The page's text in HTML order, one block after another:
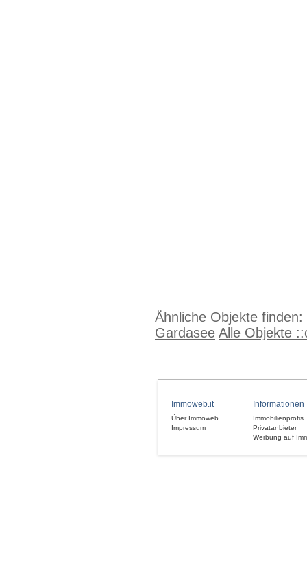
Ähnliche Objekte finden:
Gardasee Alle Objekte
Immoweb.it
Über Immoweb
Impressum
Informationen
Immobilienprofis
Privatanbieter
Werbung auf